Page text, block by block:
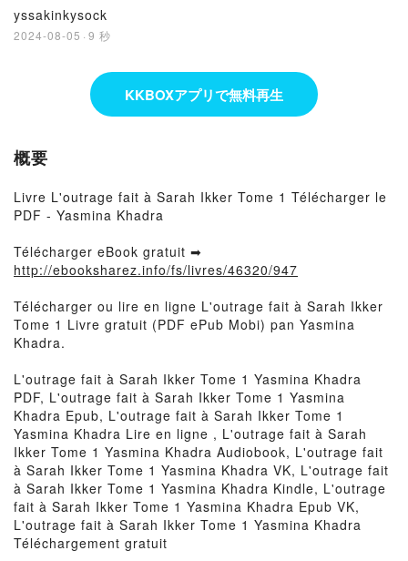
yssakinkysock
2024-08-05 · 9 秒
KKBOXアプリで無料再生
概要
Livre L'outrage fait à Sarah Ikker Tome 1 Télécharger le
PDF - Yasmina Khadra
Télécharger eBook gratuit ➡
http://ebooksharez.info/fs/livres/46320/947
Télécharger ou lire en ligne L'outrage fait à Sarah Ikker
Tome 1 Livre gratuit (PDF ePub Mobi) pan Yasmina
Khadra.
L'outrage fait à Sarah Ikker Tome 1 Yasmina Khadra
PDF, L'outrage fait à Sarah Ikker Tome 1 Yasmina
Khadra Epub, L'outrage fait à Sarah Ikker Tome 1
Yasmina Khadra Lire en ligne , L'outrage fait à Sarah
Ikker Tome 1 Yasmina Khadra Audiobook, L'outrage fait
à Sarah Ikker Tome 1 Yasmina Khadra VK, L'outrage fait
à Sarah Ikker Tome 1 Yasmina Khadra Kindle, L'outrage
fait à Sarah Ikker Tome 1 Yasmina Khadra Epub VK,
L'outrage fait à Sarah Ikker Tome 1 Yasmina Khadra
Téléchargement gratuit